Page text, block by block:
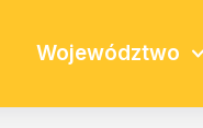
Województwo